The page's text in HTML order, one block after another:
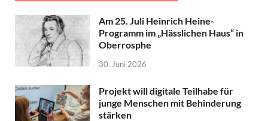
Am 25. Juli Heinrich Heine-
Programm im „Hässlichen Haus“ in
Oberrosphe
30. Juni 2026
Projekt will digitale Teilhabe für
junge Menschen mit Behinderung
stärken